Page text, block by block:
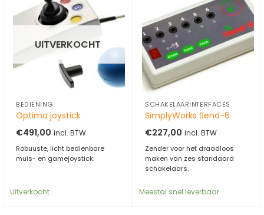
UITVERKOCHT
BEDIENING
Optima joystick
€491,00 incl. BTW
Robuuste, licht bedienbare
muis- en gamejoystick.
Uitverkocht
SCHAKELAARINTERFACES
SimplyWorks Send-6
€227,00 incl. BTW
Zender voor het draadloos
maken van zes standaard
schakelaars.
Meestal snel leverbaar